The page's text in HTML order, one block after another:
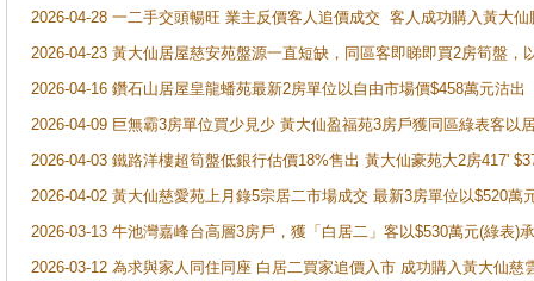
2026-04-28 一二手交頭暢旺 業主反價客人追價成交 客人成功購入黃大
2026-04-23 黃大仙居屋慈安苑盤源一直短缺，同區客即睇即買2房筍盤，
2026-04-16 鑽石山居屋皇龍蟠苑最新2房單位以自由市場價$458萬元沽出
2026-04-09 巨無霸3房單位買少見少 黃大仙盈福苑3房戶獲同區綠表客以
2026-04-03 鐵路洋樓超筍盤低銀行估價18%售出 黃大仙豪苑大2房417'
2026-04-02 黃大仙慈愛苑上月錄5宗居二市場成交 最新3房單位以$520萬
2026-03-13 牛池灣嘉峰台高層3房戶，獲「白居二」客以$530萬元(綠表)
2026-03-12 為求與家人同住同座 白居二買家追價入市 成功購入黃大仙